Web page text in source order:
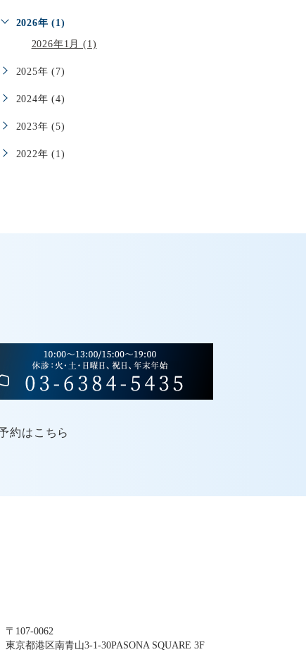
2026年 (1)
2026年1月 (1)
2025年 (7)
2024年 (4)
2023年 (5)
2022年 (1)
〒107-0062
東京都港区南青山3-1-30PASONA SQUARE 3F